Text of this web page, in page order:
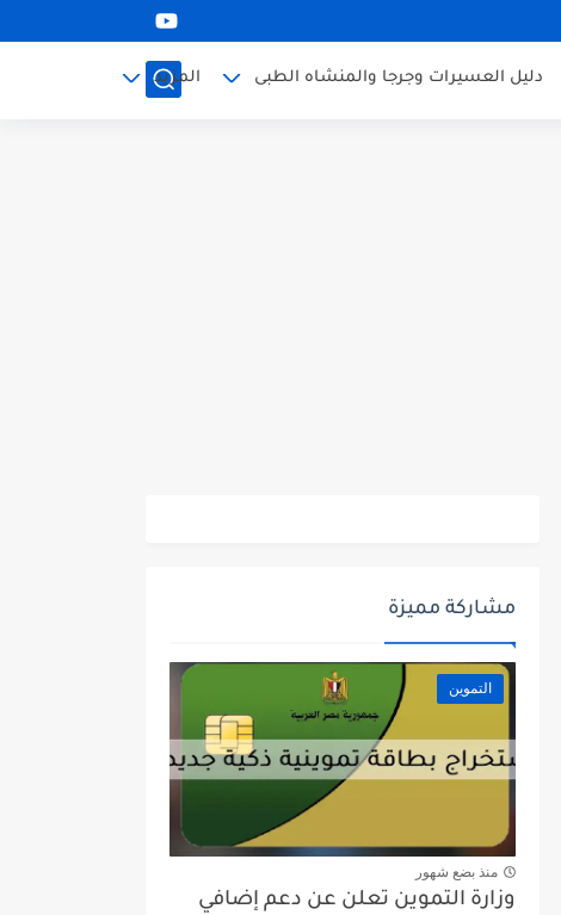
دليل العسيرات وجرجا والمنشاه الطبى المزيد
مشاركة مميزة
التموين
منذ بضع شهور
وزارة التموين تعلن عن دعم إضافي